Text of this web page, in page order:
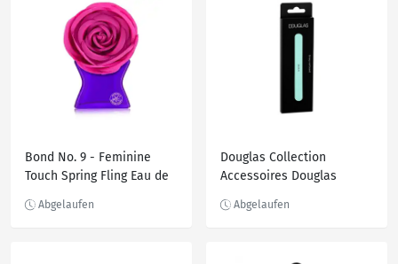
Bond No. 9 - Feminine
Touch Spring Fling Eau de
Douglas Collection
Accessoires Douglas
Emery Nail Board